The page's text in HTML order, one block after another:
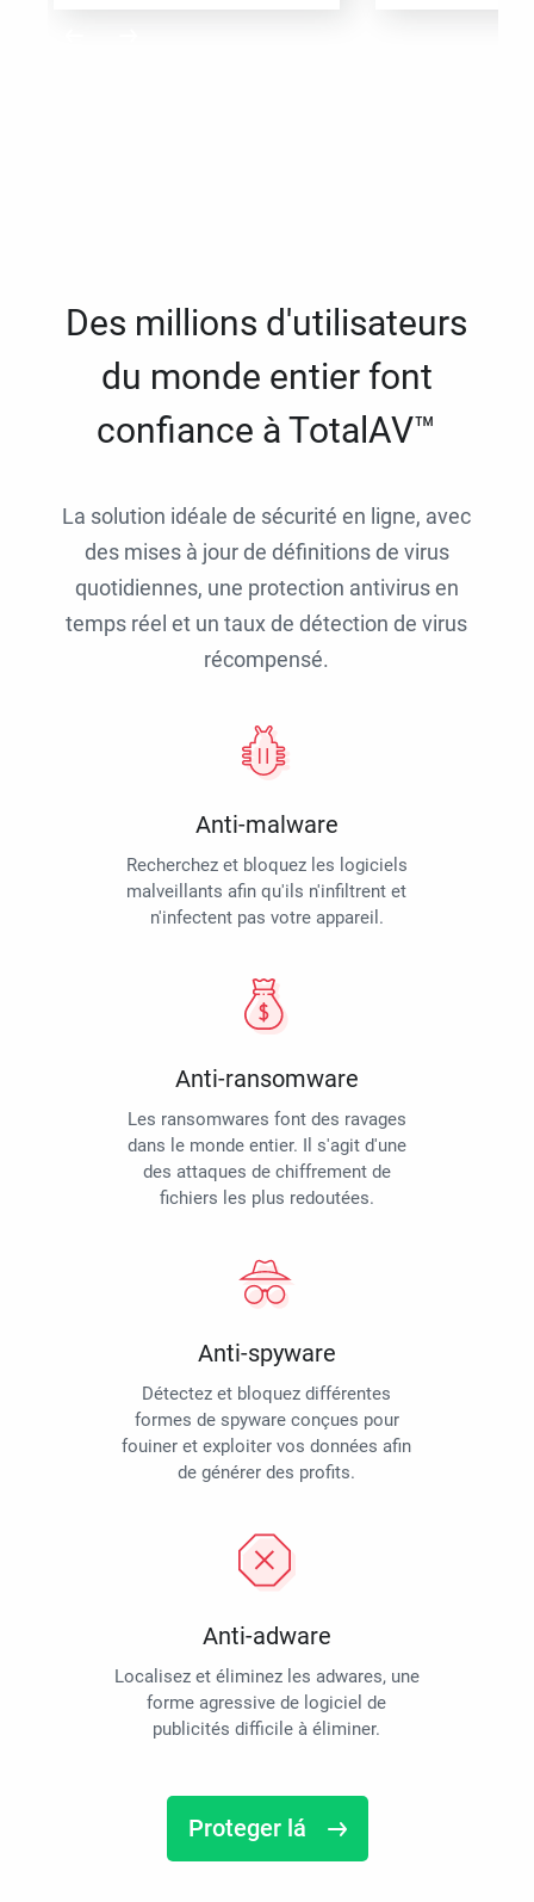
Des millions d'utilisateurs
du monde entier font
confiance à TotalAV™
La solution idéale de sécurité en ligne, avec
des mises à jour de définitions de virus
quotidiennes, une protection antivirus en
temps réel et un taux de détection de virus
récompensé.
Anti-malware
Recherchez et bloquez les logiciels
malveillants afin qu'ils n'infiltrent et
n'infectent pas votre appareil.
Anti-ransomware
Les ransomwares font des ravages
dans le monde entier. Il s'agit d'une
des attaques de chiffrement de
fichiers les plus redoutées.
Anti-spyware
Détectez et bloquez différentes
formes de spyware conçues pour
fouiner et exploiter vos données afin
de générer des profits.
Anti-adware
Localisez et éliminez les adwares, une
forme agressive de logiciel de
publicités difficile à éliminer.
Proteger lá